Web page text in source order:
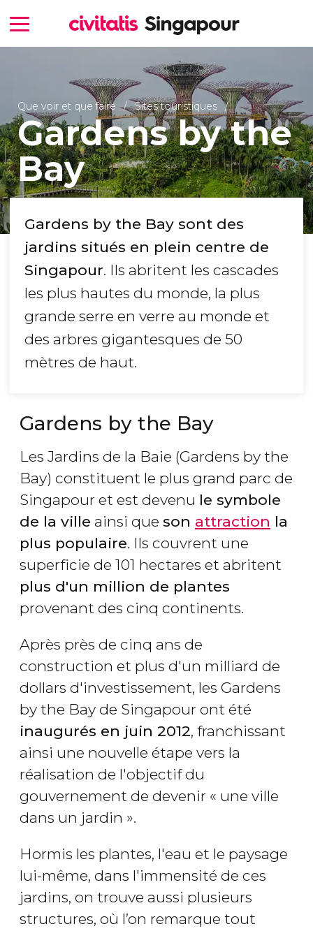
Que voir et que faire Sites touristiques
Gardens by the
Bay
Gardens by the Bay sont des
jardins situés en plein centre de
Singapour. Ils abritent les cascades
les plus hautes du monde, la plus
grande serre en verre au monde et
des arbres gigantesques de 50
mètres de haut.
Gardens by the Bay
Les Jardins de la Baie (Gardens by the
Bay) constituent le plus grand parc de
Singapour et est devenu le symbole
de la ville ainsi que son attraction la
plus populaire. Ils couvrent une
superficie de 101 hectares et abritent
plus d'un million de plantes
provenant des cinq continents.
Après près de cinq ans de
construction et plus d'un milliard de
dollars d'investissement, les Gardens
by the Bay de Singapour ont été
inaugurés en juin 2012, franchissant
ainsi une nouvelle étape vers la
réalisation de l'objectif du
gouvernement de devenir « une ville
dans un jardin ».
Hormis les plantes, l'eau et le paysage
lui-même, dans l'immensité de ces
jardins, on trouve aussi plusieurs
structures, où l’on remarque tout